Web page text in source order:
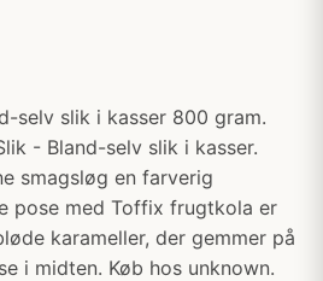
selv slik i kasser 800 gram.
- Bland-selv slik i kasser.
smagsløg en farverig
pose med Toffix frugtkola er
karameller, der gemmer på
i midten. Køb hos unknown.